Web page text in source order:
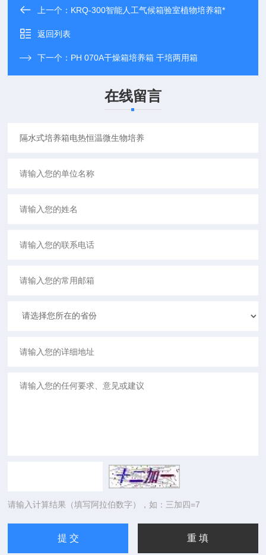
上一个： KRQ-300智能人工气候箱验室植物培养箱*
返回列表
下一个： PH 070A干燥箱培养箱 干培两用箱
在线留言
请输入计算结果（填写阿拉伯数字），如：三加四=7